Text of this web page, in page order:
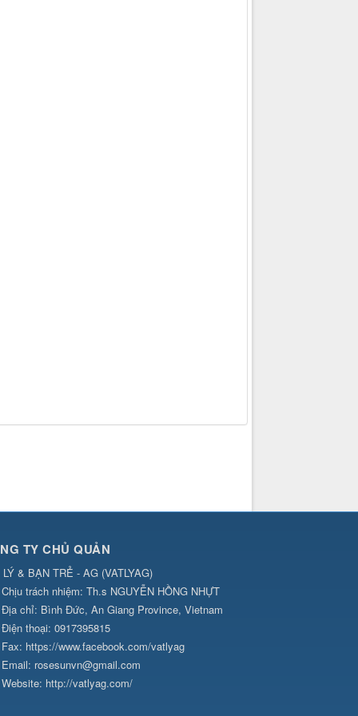
TY CHỦ QUẢN
LÝ & BẠN TRẺ - AG (VATLYAG)
Chịu trách nhiệm: Th.s NGUYỄN HỒNG NHỰT
Địa chỉ: Bình Đức, An Giang Province, Vietnam
Điện thoại: 0917395815
Fax: https://www.facebook.com/vatlyag
Email: rosesunvn@gmail.com
Website: http://vatlyag.com/